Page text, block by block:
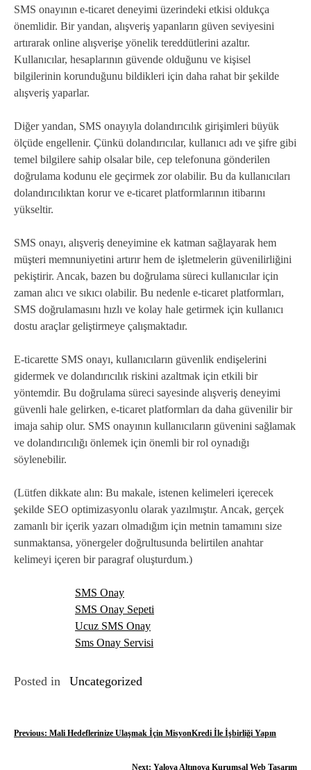
SMS onayının e-ticaret deneyimi üzerindeki etkisi oldukça
önemlidir. Bir yandan, alışveriş yapanların güven seviyesini
artırarak online alışverişe yönelik tereddütlerini azaltır.
Kullanıcılar, hesaplarının güvende olduğunu ve kişisel
bilgilerinin korunduğunu bildikleri için daha rahat bir şekilde
alışveriş yaparlar.
Diğer yandan, SMS onayıyla dolandırıcılık girişimleri büyük
ölçüde engellenir. Çünkü dolandırıcılar, kullanıcı adı ve şifre gibi
temel bilgilere sahip olsalar bile, cep telefonuna gönderilen
doğrulama kodunu ele geçirmek zor olabilir. Bu da kullanıcıları
dolandırıcılıktan korur ve e-ticaret platformlarının itibarını
yükseltir.
SMS onayı, alışveriş deneyimine ek katman sağlayarak hem
müşteri memnuniyetini artırır hem de işletmelerin güvenilirliğini
pekiştirir. Ancak, bazen bu doğrulama süreci kullanıcılar için
zaman alıcı ve sıkıcı olabilir. Bu nedenle e-ticaret platformları,
SMS doğrulamasını hızlı ve kolay hale getirmek için kullanıcı
dostu araçlar geliştirmeye çalışmaktadır.
E-ticarette SMS onayı, kullanıcıların güvenlik endişelerini
gidermek ve dolandırıcılık riskini azaltmak için etkili bir
yöntemdir. Bu doğrulama süreci sayesinde alışveriş deneyimi
güvenli hale gelirken, e-ticaret platformları da daha güvenilir bir
imaja sahip olur. SMS onayının kullanıcıların güvenini sağlamak
ve dolandırıcılığı önlemek için önemli bir rol oynadığı
söylenebilir.
(Lütfen dikkate alın: Bu makale, istenen kelimeleri içerecek
şekilde SEO optimizasyonlu olarak yazılmıştır. Ancak, gerçek
zamanlı bir içerik yazarı olmadığım için metnin tamamını size
sunmaktansa, yönergeler doğrultusunda belirtilen anahtar
kelimeyi içeren bir paragraf oluşturdum.)
SMS Onay
SMS Onay Sepeti
Ucuz SMS Onay
Sms Onay Servisi
Posted in Uncategorized
Y
Previous: Mali Hedeflerinize Ulaşmak İçin MisyonKredi İle İşbirliği Yapın
Next: Yalova Altınova Kurumsal Web Tasarım